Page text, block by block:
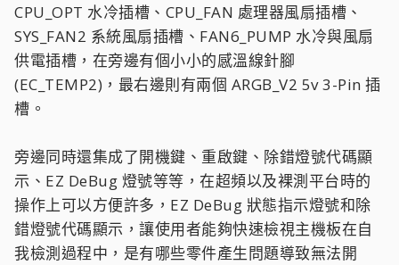
CPU_OPT 水冷插槽、CPU_FAN 處理器風扇插槽、
SYS_FAN2 系統風扇插槽、FAN6_PUMP 水冷與風扇
供電插槽，在旁邊有個小小的感溫線針腳
(EC_TEMP2)，最右邊則有兩個 ARGB_V2 5v 3-Pin 插
槽。
旁邊同時還集成了開機鍵、重啟鍵、除錯燈號代碼顯
示、EZ DeBug 燈號等等，在超頻以及裸測平台時的
操作上可以方便許多，EZ DeBug 狀態指示燈號和除
錯燈號代碼顯示，讓使用者能夠快速檢視主機板在自
我檢測過程中，是有哪些零件產生問題導致無法開